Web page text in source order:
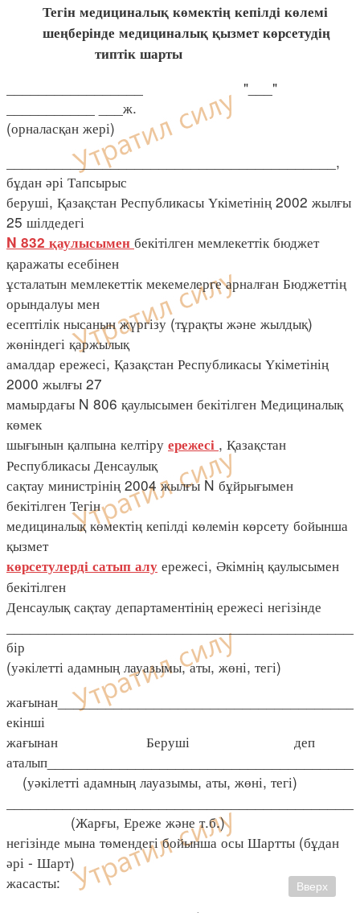
Тегін медициналық көмектің кепілді көлемі
шеңберінде медициналық қызмет көрсетудің
типтік шарты
_________________ "___"
___________ ___ж.
(орналасқан жері)
_________________________________________,
бұдан әрі Тапсырыс
беруші, Қазақстан Республикасы Үкіметінің 2002 жылғы
25 шілдедегі
N 832 қаулысымен бекітілген мемлекеттік бюджет
қаражаты есебінен
ұсталатын мемлекеттік мекемелерге арналған Бюджеттің
орындалуы мен
есептілік нысанын жүргізу (тұрақты және жылдық)
жөніндегі қаржылық
амалдар ережесі, Қазақстан Республикасы Үкіметінің
2000 жылғы 27
мамырдағы N 806 қаулысымен бекітілген Медициналық
көмек
шығынын қалпына келтіру ережесі , Қазақстан
Республикасы Денсаулық
сақтау министрінің 2004 жылғы N бұйрығымен
бекітілген Тегін
медициналық көмектің кепілді көлемін көрсету бойынша
қызмет
көрсетулерді сатып алу ережесі, Әкімнің қаулысымен
бекітілген
Денсаулық сақтау департаментінің ережесі негізінде
бір
(уәкілетті адамның лауазымы, аты, жөні, тегі)
екінші
жағынан Беруші деп
(уәкілетті адамның лауазымы, аты, жөні, тегі)
(Жарғы, Ереже және т.б.)
негізінде мына төмендегі бойынша осы Шартты (бұдан
әрі - Шарт)
жасасты:
Вверх